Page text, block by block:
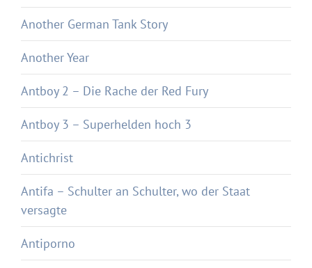
Another German Tank Story
Another Year
Antboy 2 – Die Rache der Red Fury
Antboy 3 – Superhelden hoch 3
Antichrist
Antifa – Schulter an Schulter, wo der Staat
versagte
Antiporno